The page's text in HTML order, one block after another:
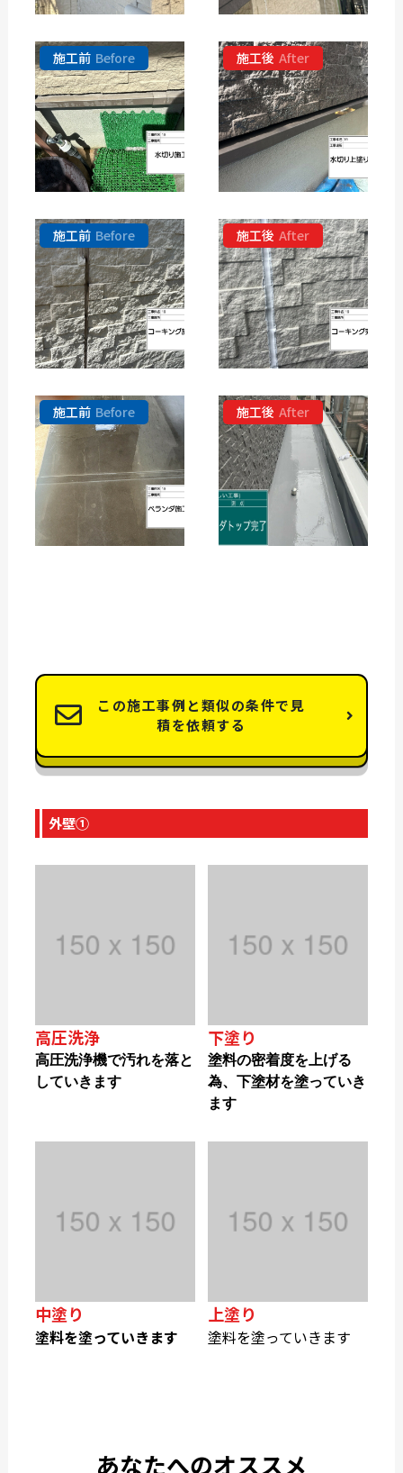
施工前 Before 施工後 After
施工前 Before 施工後 After
施工前 Before 施工後 After
この施工事例と類似の条件で見
積を依頼する
外壁①
高圧洗浄
高圧洗浄機で汚れを落と
していきます
下塗り
塗料の密着度を上げる
為、下塗材を塗っていき
ます
中塗り
塗料を塗っていきます
上塗り
塗料を塗っていきます
あなたへのオススメ